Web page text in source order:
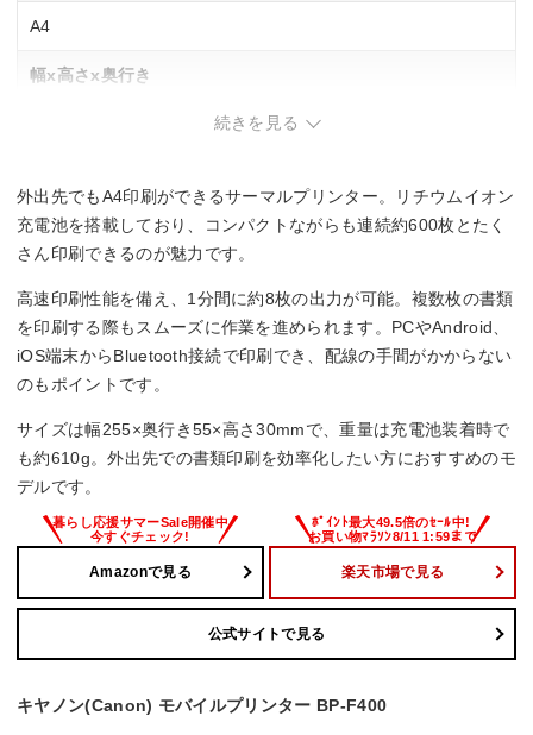
A4
幅x高さx奥行き
0.61 kg
続きを見る
外出先でもA4印刷ができるサーマルプリンター。リチウムイオン
充電池を搭載しており、コンパクトながらも連続約600枚とたく
さん印刷できるのが魅力です。
高速印刷性能を備え、1分間に約8枚の出力が可能。複数枚の書類
を印刷する際もスムーズに作業を進められます。PCやAndroid、
iOS端末からBluetooth接続で印刷でき、配線の手間がかからない
のもポイントです。
サイズは幅255×奥行き55×高さ30mmで、重量は充電池装着時で
も約610g。外出先での書類印刷を効率化したい方におすすめのモ
デルです。
Amazonで見る 楽天市場で見る
公式サイトで見る
キヤノン(Canon) モバイルプリンター BP-F400